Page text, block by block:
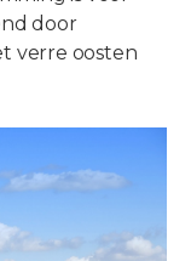
door
verre oosten